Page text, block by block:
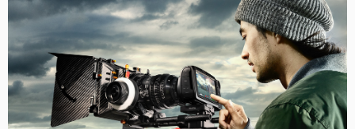
Denmark
Finland